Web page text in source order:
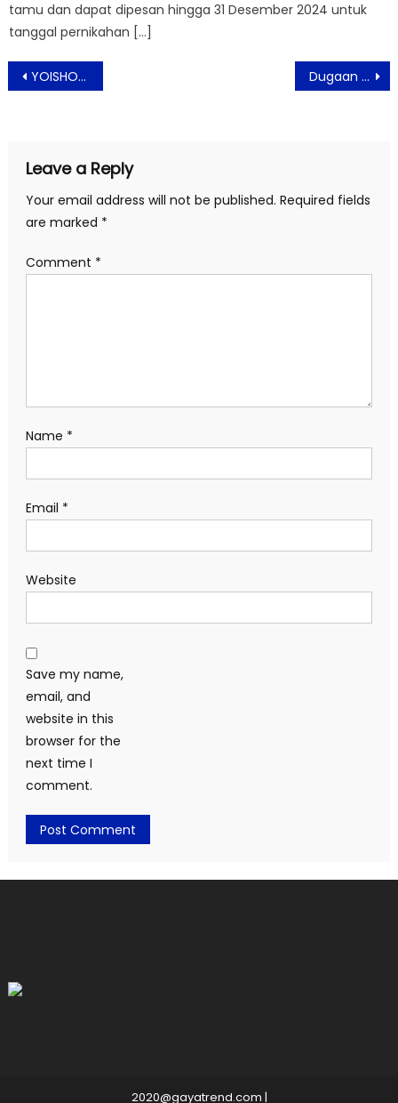
tamu dan dapat dipesan hingga 31 Desember 2024 untuk
tanggal pernikahan […]
Post
navigation
YOISHO Resto Tawarkan Berbuka Puasa Dengan Suasana Asri Instagramable Dugaan Penjualan Bayi Dengan Modus Membantu Persalinan Menjadi Perhatian Serius Kornas TRC PPA
Leave a Reply
Your email address will not be published. Required fields
are marked *
Comment *
Name *
Email *
Website
Save my name,
email, and
website in this
browser for the
next time I
comment.
2020@gayatrend.com |